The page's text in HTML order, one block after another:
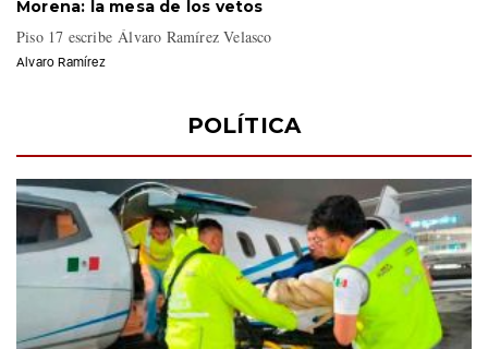
Morena: la mesa de los vetos
Piso 17 escribe Álvaro Ramírez Velasco
POLÍTICA